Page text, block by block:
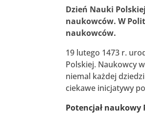
Dzień Nauki
naukowców. W
naukowców.
19 lutego 1473 r.
Polskiej. Naukowcy
niemal każdej
ciekawe inicjatywy
Potencjał